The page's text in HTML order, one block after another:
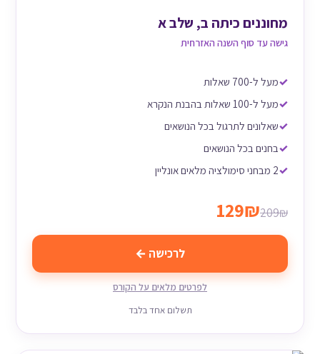
מחוננים כיתה ב, שלב א
גישה עד סוף השנה האזרחית
מעל ל-700 שאלות
מעל ל-100 שאלות בהבנת הנקרא
שאלונים לתרגול בכל הנושאים
בחנים בכל הנושאים
2 מבחני סימולציה מלאים אונליין
209₪
129₪
לרכישה ←
לפרטים מלאים על הקורס
תשלום אחד בלבד